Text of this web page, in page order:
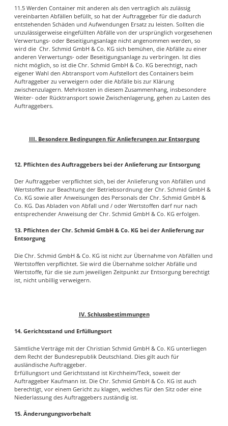
11.5 Werden Container mit anderen als den vertraglich als zulässig
vereinbarten Abfällen befüllt, so hat der Auftraggeber für die dadurch
entstehenden Schäden und Aufwendungen Ersatz zu leisten. Sollten die
unzulässigerweise eingefüllten Abfälle von der ursprünglich vorgesehenen
Verwertungs- oder Beseitigungsanlage nicht angenommen werden, so
wird die Chr. Schmid GmbH & Co. KG sich bemühen, die Abfälle zu einer
anderen Verwertungs- oder Beseitigungsanlage zu verbringen. Ist dies
nicht möglich, so ist die Chr. Schmid GmbH & Co. KG berechtigt, nach
eigener Wahl den Abtransport vom Aufstellort des Containers beim
Auftraggeber zu verweigern oder die Abfälle bis zur Klärung
zwischenzulagern. Mehrkosten in diesem Zusammenhang, insbesondere
Weiter- oder Rücktransport sowie Zwischenlagerung, gehen zu Lasten des
Auftraggebers.
III. Besondere Bedingungen für Anlieferungen zur Entsorgung
12. Pflichten des Auftraggebers bei der Anlieferung zur Entsorgung
Der Auftraggeber verpflichtet sich, bei der Anlieferung von Abfällen und
Wertstoffen zur Beachtung der Betriebsordnung der Chr. Schmid GmbH &
Co. KG sowie aller Anweisungen des Personals der Chr. Schmid GmbH &
Co. KG. Das Abladen von Abfall und / oder Wertstoffen darf nur nach
entsprechender Anweisung der Chr. Schmid GmbH & Co. KG erfolgen.
13. Pflichten der Chr. Schmid GmbH & Co. KG bei der Anlieferung zur
Entsorgung
Die Chr. Schmid GmbH & Co. KG ist nicht zur Übernahme von Abfällen und
Wertstoffen verpflichtet. Sie wird die Übernahme solcher Abfälle und
Wertstoffe, für die sie zum jeweiligen Zeitpunkt zur Entsorgung berechtigt
ist, nicht unbillig verweigern.
IV. Schlussbestimmungen
14. Gerichtsstand und Erfüllungsort
Sämtliche Verträge mit der Christian Schmid GmbH & Co. KG unterliegen
dem Recht der Bundesrepublik Deutschland. Dies gilt auch für
ausländische Auftraggeber.
Erfüllungsort und Gerichtsstand ist Kirchheim/Teck, soweit der
Auftraggeber Kaufmann ist. Die Chr. Schmid GmbH & Co. KG ist auch
berechtigt, vor einem Gericht zu klagen, welches für den Sitz oder eine
Niederlassung des Auftraggebers zuständig ist.
15. Änderungungsvorbehalt